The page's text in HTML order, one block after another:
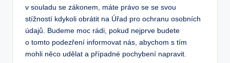
v souladu se zákonem, máte právo se se svou
stížností kdykoli obrátit na Úřad pro ochranu osobních
údajů. Budeme moc rádi, pokud nejprve budete
o tomto podezření informovat nás, abychom s tím
mohli něco udělat a případné pochybení napravit.